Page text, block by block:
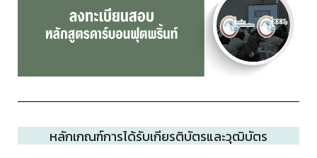
หลักเกณฑ์การได้รับเกียรติบัตรและวุฒิบัตร